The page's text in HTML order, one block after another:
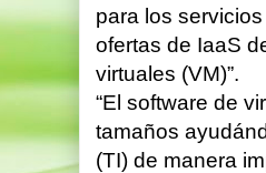
para los
ofertas de IaaS
virtuales (VM)”.
“El software de
tamaños
(TI) de manera